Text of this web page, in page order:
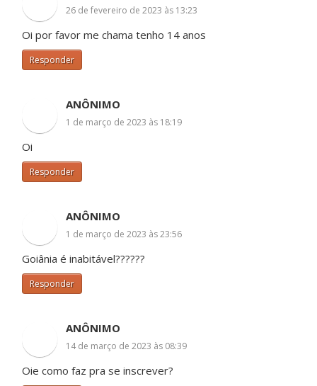
26 de fevereiro de 2023 às 13:23
Oi por favor me chama tenho 14 anos
Responder
ANÔNIMO
1 de março de 2023 às 18:19
Oi
Responder
ANÔNIMO
1 de março de 2023 às 23:56
Goiânia é inabitável??????
Responder
ANÔNIMO
14 de março de 2023 às 08:39
Oie como faz pra se inscrever?